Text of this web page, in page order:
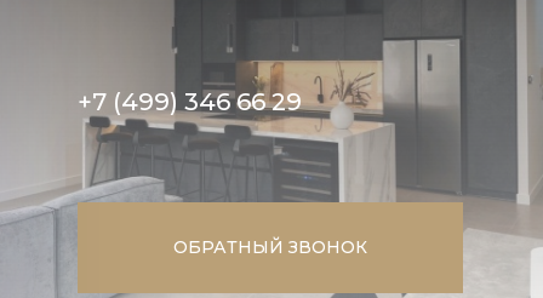
+7 (499) 346 66 29
ОБРАТНЫЙ ЗВОНОК